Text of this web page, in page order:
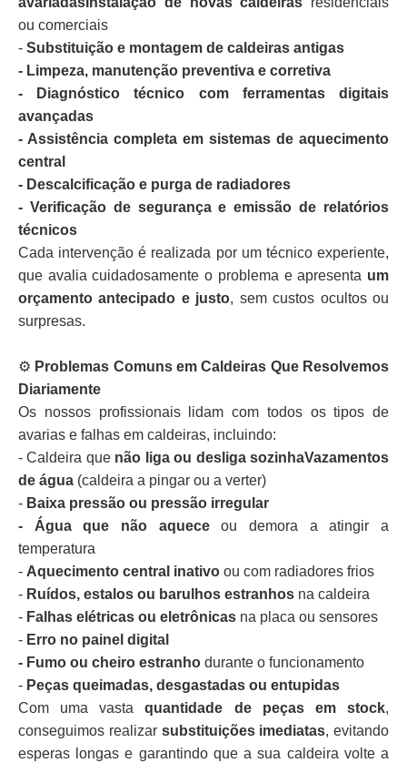
ou comerciais
- Substituição e montagem de caldeiras antigas
- Limpeza, manutenção preventiva e corretiva
- Diagnóstico técnico com ferramentas digitais
avançadas
- Assistência completa em sistemas de aquecimento
central
- Descalcificação e purga de radiadores
- Verificação de segurança e emissão de relatórios
técnicos
Cada intervenção é realizada por um técnico experiente,
que avalia cuidadosamente o problema e apresenta um
orçamento antecipado e justo, sem custos ocultos ou
surpresas.
⚙️ Problemas Comuns em Caldeiras Que Resolvemos
Diariamente
Os nossos profissionais lidam com todos os tipos de
avarias e falhas em caldeiras, incluindo:
- Caldeira que não liga ou desliga sozinhaVazamentos
de água (caldeira a pingar ou a verter)
- Baixa pressão ou pressão irregular
- Água que não aqueceou demora a atingir a
temperatura
- Aquecimento central inativo ou com radiadores frios
- Ruídos, estalos ou barulhos estranhos na caldeira
- Falhas elétricas ou eletrônicas na placa ou sensores
- Erro no painel digital
- Fumo ou cheiro estranho durante o funcionamento
- Peças queimadas, desgastadas ou entupidas
Com uma vastaquantidade de peças em stock,
conseguimos realizar substituições imediatas, evitando
esperas longas e garantindo que a sua caldeira volte a